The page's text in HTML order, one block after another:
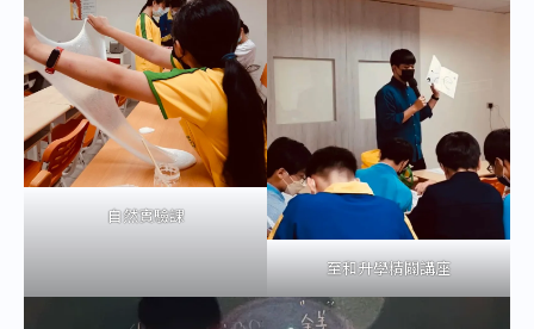
自然實驗課
至和升學精闢講座